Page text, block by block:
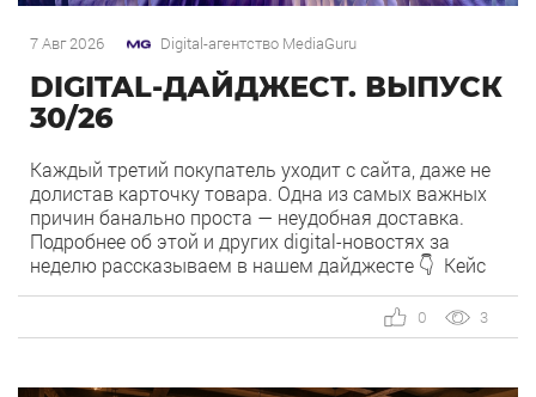
7 Авг 2026 Digital-агентство MediaGuru
DIGITAL-ДАЙДЖЕСТ. ВЫПУСК
30/26
Каждый третий покупатель уходит с сайта, даже не
долистав карточку товара. Одна из самых важных
причин банально проста — неудобная доставка.
Подробнее об этой и других digital-новостях за
неделю рассказываем в нашем дайджесте 👇 Кейс
дорогом гео страны. Агентство продвигает ресторан
OSH by Урюк в геоперформансе […]
3
0